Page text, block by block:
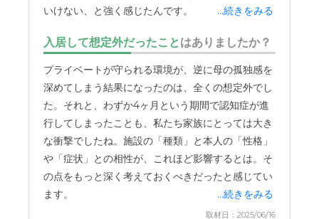
いけない、と強く感じたんです。
施設自体は本当に素晴らしく、スタッフの皆さんも
サービスの範囲内でやれることをすごくやっていた
だいて。決して施設やサービスが悪かったわけでは
ないんです。すごく良い施設だったと今でも思って
います。
ただ、妄想の症状があり、孤独を感じやすい母にと
っては、常に誰かの目があり、リビングのような場
所で自然に人と関われるグループホームのような環
...続きをみる
入居して想定外だったことはありましたか？
プライベートが守られる環境が、逆に母の孤独感を
深めてしまう結果になったのは、全くの想定外でし
た。それと、わずか4ヶ月という期間で認知症が進
行してしまったことも、私たち家族にとっては大き
な衝撃でしたね。施設の「種類」と本人の「性格」
や「症状」との相性が、これほど影響するとは。そ
の点をもっと深く考えておくべきだったと感じてい
ます。
...続きをみる
取材日：2025/06/16